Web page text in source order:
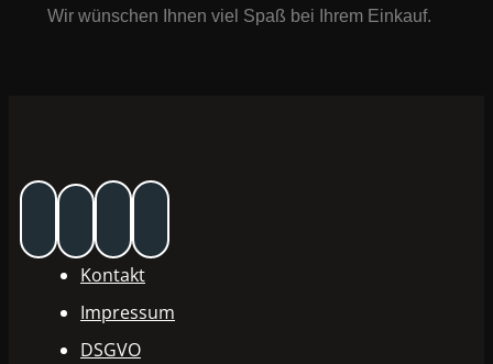
Wir wünschen Ihnen viel Spaß bei Ihrem Einkauf.
Kontakt
Impressum
DSGVO